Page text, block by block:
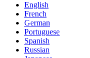
English
French
German
Portuguese
Spanish
Russian